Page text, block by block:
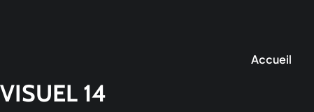
Accueil
VISUEL 14